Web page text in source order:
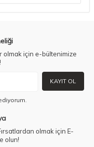
olmak için e-bültenimize
KAYIT OL
olmak için E-
olun!